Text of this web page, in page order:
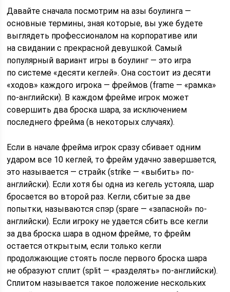
Давайте сначала посмотрим на азы боулинга —
основные термины, зная которые, вы уже будете
выглядеть профессионалом на корпоративе или
на свидании с прекрасной девушкой. Самый
популярный вариант игры в боулинг — это игра
по системе «десяти кеглей». Она состоит из десяти
«ходов» каждого игрока — фреймов (frame — «рамка»
по-английски). В каждом фрейме игрок может
совершить два броска шара, за исключением
последнего фрейма (в некоторых случаях).
Если в начале фрейма игрок сразу сбивает одним
ударом все 10 кеглей, то фрейм удачно завершается,
это называется — страйк (strike — «выбить» по-
английски). Если хотя бы одна из кегель устояла, шар
бросается во второй раз. Кегли, сбитые за две
попытки, называются спэр (spare — «запасной» по-
английски). Если игроку не удается сбить все кегли
за два броска шара в одном фрейме, то фрейм
остается открытым, если только кегли
продолжающие стоять после первого броска шара
не образуют сплит (split — «разделять» по-английски).
Сплитом называется такое положение нескольких